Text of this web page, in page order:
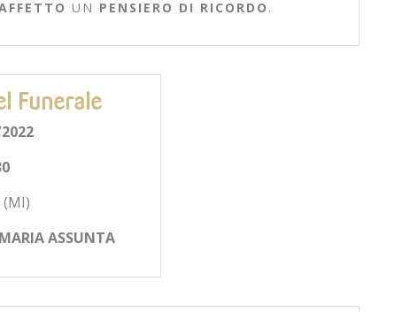
UN PENSIERO DI RICORDO .
Funerale
(MI)
ASSUNTA